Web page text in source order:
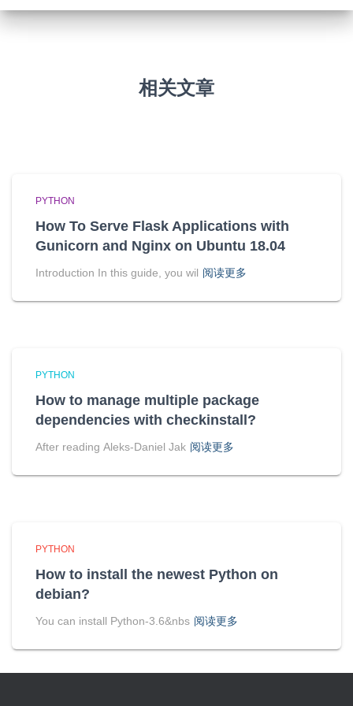
相关文章
PYTHON
How To Serve Flask Applications with
Gunicorn and Nginx on Ubuntu 18.04
Introduction In this guide, you wil 阅读更多
PYTHON
How to manage multiple package
dependencies with checkinstall?
After reading Aleks-Daniel Jak 阅读更多
PYTHON
How to install the newest Python on
debian?
You can install Python-3.6&nbs 阅读更多